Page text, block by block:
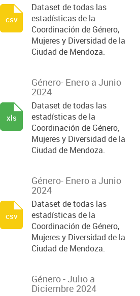
Dataset de todas las
estadísticas de la
Coordinación de Género,
Mujeres y Diversidad de la
Ciudad de Mendoza.
csv
Género- Enero a Junio
2024
Dataset de todas las
estadísticas de la
Coordinación de Género,
Mujeres y Diversidad de la
Ciudad de Mendoza.
xls
Género- Enero a Junio
2024
Dataset de todas las
estadísticas de la
Coordinación de Género,
Mujeres y Diversidad de la
Ciudad de Mendoza.
csv
Género - Julio a
Diciembre 2024